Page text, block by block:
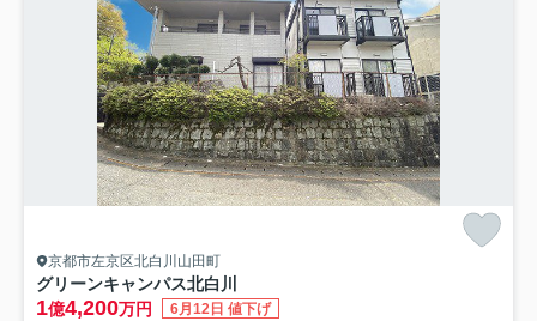
京都市左京区北白川山田町
グリーンキャンパス北白川
1億4,200万円 6月12日 値下げ